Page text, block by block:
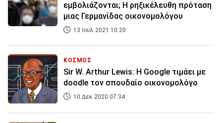
εμβολιάζονται; Η ρηξικέλευθη πρόταση
μιας Γερμανίδας οικονομολόγου
13 Ιουλ 2021 10:20
ΚΟΣΜΟΣ
Sir W. Arthur Lewis: Η Google τιμάει με
doodle τον σπουδαίο οικονομολόγο
10 Δεκ 2020 07:34